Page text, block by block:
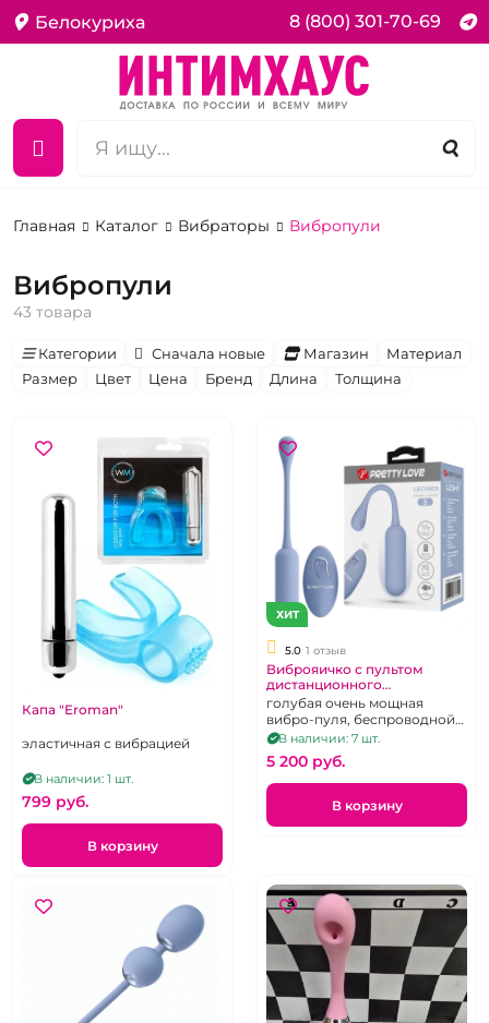
Белокуриха 8 (800) 301-70-69
Главная Каталог Вибраторы Вибропули
Вибропули
43 товара
Категории Сначала новые Магазин
Материал
Размер
Цвет Цена Бренд Длина Толщина
Капа "Eroman"
эластичная с вибрацией
В наличии: 1 шт.
799 pуб.
В корзину
ХИТ
5.0 1 отзыв
Виброяичко с пультом
дистанционного
управления "Pretty Love"
голубая очень мощная
вибро-пуля, беспроводной
пульт ДУ, 12 режимов
В наличии: 7 шт.
5 200 pуб.
В корзину